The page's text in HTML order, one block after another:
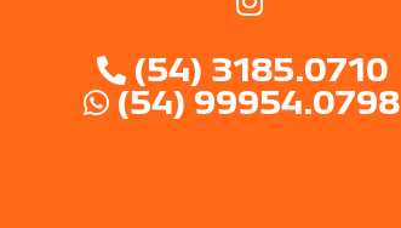
(54) 3185.0710
(54) 99954.0798